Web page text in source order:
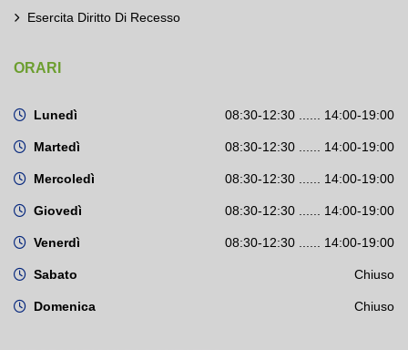
Esercita Diritto Di Recesso
ORARI
Lunedì 08:30-12:30 ...... 14:00-19:00
Martedì 08:30-12:30 ...... 14:00-19:00
Mercoledì 08:30-12:30 ...... 14:00-19:00
Giovedì 08:30-12:30 ...... 14:00-19:00
Venerdì 08:30-12:30 ...... 14:00-19:00
Sabato Chiuso
Domenica Chiuso